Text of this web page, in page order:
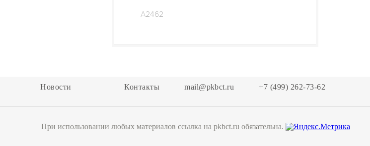
А2462
Новости Контакты mail@pkbct.ru
+7 (499) 262-73-62
При использовании любых материалов ссылка на pkbct.ru обязательна.